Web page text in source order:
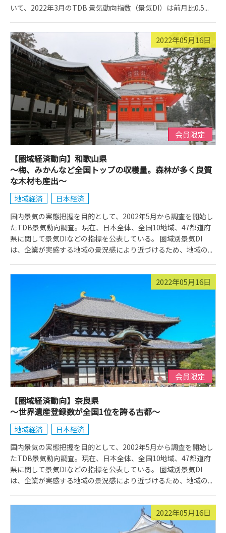
いて、2022年3月のTDB 景気動向指数（景気DI）は前月比0.5...
2022年05月16日
会員限定
【圏域経済動向】和歌山県
～梅、みかんなど全国トップの収穫量。森林が多く良質
な木材も産出～
地域経済
日本経済
国内景気の実態把握を目的として、2002年5月から調査を開始し
たTDB景気動向調査。現在、日本全体、全国10地域、47都道府
県に関して景気DIなどの指標を公表している。 圏域別景気DI
は、企業が実感する地域の景況感により近づけるため、地域の...
2022年05月16日
会員限定
【圏域経済動向】奈良県
～世界遺産登録数が全国1位を誇る古都～
地域経済
日本経済
国内景気の実態把握を目的として、2002年5月から調査を開始し
たTDB景気動向調査。現在、日本全体、全国10地域、47都道府
県に関して景気DIなどの指標を公表している。 圏域別景気DI
は、企業が実感する地域の景況感により近づけるため、地域の...
2022年05月16日